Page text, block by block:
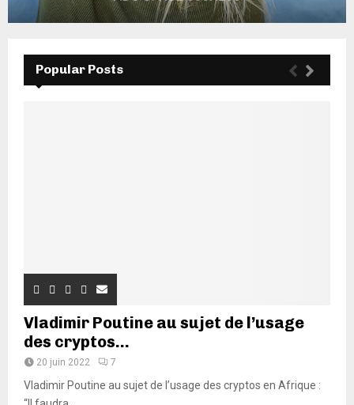
Popular Posts
Vladimir Poutine au sujet de l’usage
des cryptos...
20 juin 2022 7
Vladimir Poutine au sujet de l’usage des cryptos en Afrique :